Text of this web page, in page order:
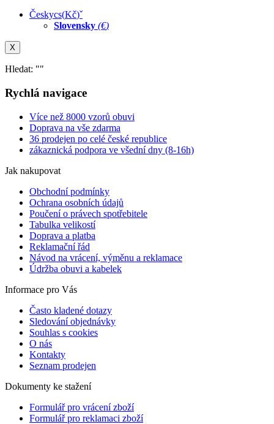
Českycs(Kč)ˇ
Slovensky (€)
X
Hledat: ""
Rychlá navigace
Více než 8000 vzorů obuvi
Doprava na vše zdarma
36 prodejen po celé české republice
zákaznická podpora ve všední dny (8-16h)
Jak nakupovat
Obchodní podmínky
Ochrana osobních údajů
Poučení o právech spotřebitele
Tabulka velikostí
Doprava a platba
Reklamační řád
Návod na vrácení, výměnu a reklamace
Údržba obuvi a kabelek
Informace pro Vás
Často kladené dotazy
Sledování objednávky
Souhlas s cookies
O nás
Kontakty
Seznam prodejen
Dokumenty ke stažení
Formulář pro vrácení zboží
Formulář pro reklamaci zboží